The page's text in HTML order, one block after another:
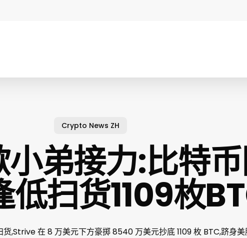
Crypto News ZH
小弟接力:比特
低扫货1109枚
,Strive 在 8 万美元下方豪掷 8540 万美元抄底 1109 枚 BTC,跻身